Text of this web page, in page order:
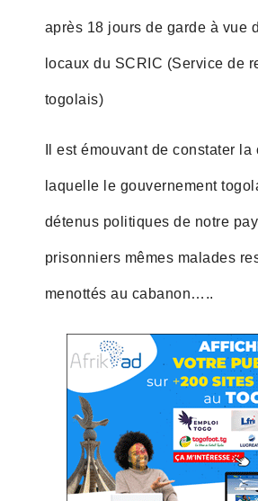
après 18 jours de garde à vue
locaux du SCRIC (Service de
togolais)
Il est émouvant de constater
laquelle le gouvernement
détenus politiques de notre
prisonniers mêmes malades
menottés au cabanon…..